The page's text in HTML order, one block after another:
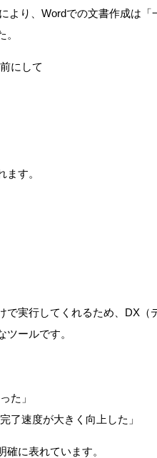
より、Wordでの文書作成は
にして
す。
で実行してくれるため、DX（
ールです。
た」
了速度が大きく向上した」
に表れています。